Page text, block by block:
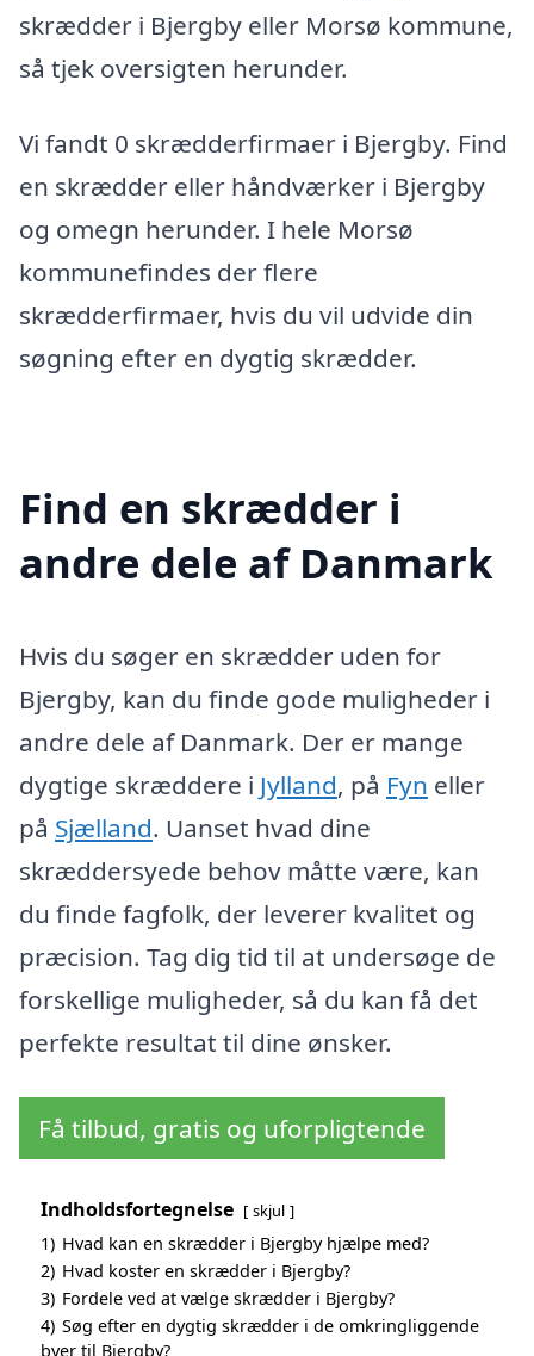
skrædder i Bjergby eller Morsø kommune,
så tjek oversigten herunder.
Vi fandt 0 skrædderfirmaer i Bjergby. Find
en skrædder eller håndværker i Bjergby
og omegn herunder. I hele Morsø
kommunefindes der flere
skrædderfirmaer, hvis du vil udvide din
søgning efter en dygtig skrædder.
Find en skrædder i
andre dele af Danmark
Hvis du søger en skrædder uden for
Bjergby, kan du finde gode muligheder i
andre dele af Danmark. Der er mange
dygtige skræddere i Jylland, på Fyn eller
på Sjælland. Uanset hvad dine
skræddersyede behov måtte være, kan
du finde fagfolk, der leverer kvalitet og
præcision. Tag dig tid til at undersøge de
forskellige muligheder, så du kan få det
perfekte resultat til dine ønsker.
Få tilbud, gratis og uforpligtende
Indholdsfortegnelse skjul
1) Hvad kan en skrædder i Bjergby hjælpe med?
2) Hvad koster en skrædder i Bjergby?
3) Fordele ved at vælge skrædder i Bjergby?
4) Søg efter en dygtig skrædder i de omkringliggende
byer til Bjergby?